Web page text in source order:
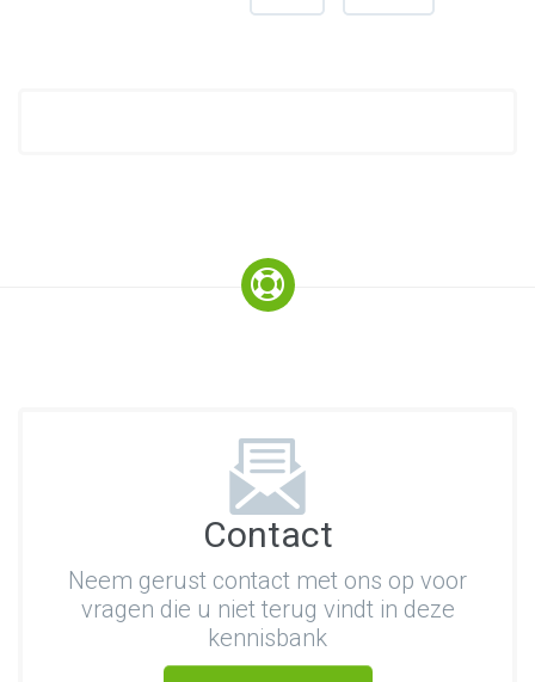
Contact
Neem gerust contact met ons op voor
vragen die u niet terug vindt in deze
kennisbank